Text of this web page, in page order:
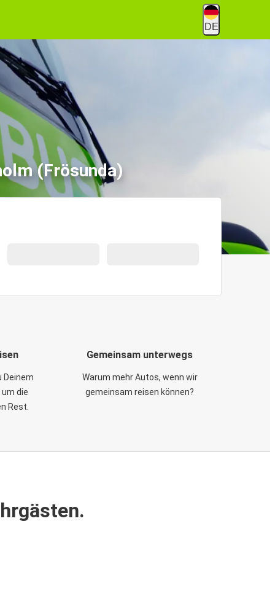
DE
(Frösunda)
Deinem
die
Rest.
Gemeinsam unterwegs
Warum mehr Autos, wenn wir
gemeinsam reisen können?